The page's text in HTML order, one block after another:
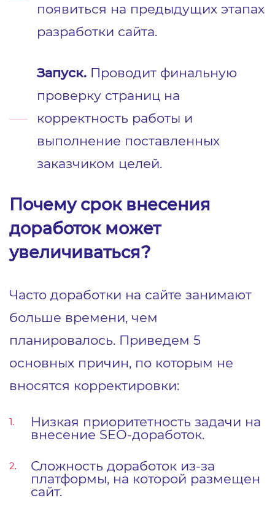
появиться на предыдущих этапах
разработки сайта.
Запуск. Проводит финальную
проверку страниц на
корректность работы и
выполнение поставленных
заказчиком целей.
Почему срок внесения
доработок может
увеличиваться?
Часто доработки на сайте занимают
больше времени, чем
планировалось. Приведем 5
основных причин, по которым не
вносятся корректировки:
Низкая приоритетность задачи на
внесение SEO-доработок.
Сложность доработок из-за
платформы, на которой размещен
сайт.